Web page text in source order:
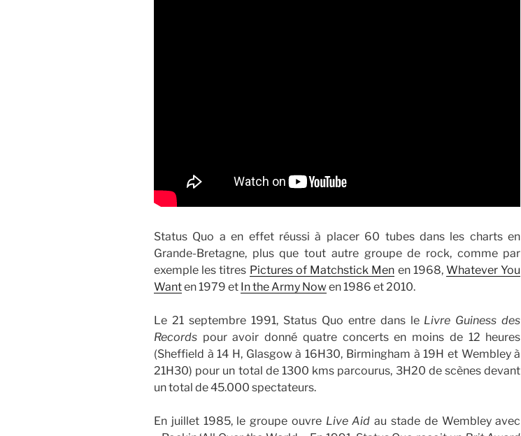
Status Quo a en effet réussi à placer 60 tubes dans les charts en
Grande-Bretagne, plus que tout autre groupe de rock, comme par
exemple les titres Pictures of Matchstick Men en 1968,Whatever You
Wanten 1979 et In the Army Now en 1986 et 2010.
Le 21 septembre 1991, Status Quo entre dans le Livre Guiness des
Records pour avoir donné quatre concerts en moins de 12 heures
(Sheffield à 14 H, Glasgow à 16H30, Birmingham à 19H et Wembley à
21H30) pour un total de 1300 kms parcourus, 3H20 de scènes devant
un total de 45.000 spectateurs.
En juillet 1985, le groupe ouvre Live Aid au stade de Wembley avec